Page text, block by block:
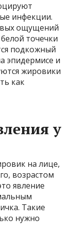
инфекции.
ощущений
точечки
подкожный
эпидермисе и
жировики
как
у
на лице,
возрастом
явление
Такие
нужно